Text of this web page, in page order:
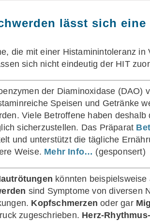
lässt sich
die mit einer Histaminintoleranz in
sich nicht eindeutig der HIT
der Diaminoxidase (DAO)
Speisen und Getränke
Viele Betroffene haben
sicherzustellen. Das Präparat
und unterstützt die tägliche
Weise. Mehr Info… (gesponsert)
könnten
sind Symptome von diversen
Kopfschmerzen oder gar
zugeschrieben. Herz-